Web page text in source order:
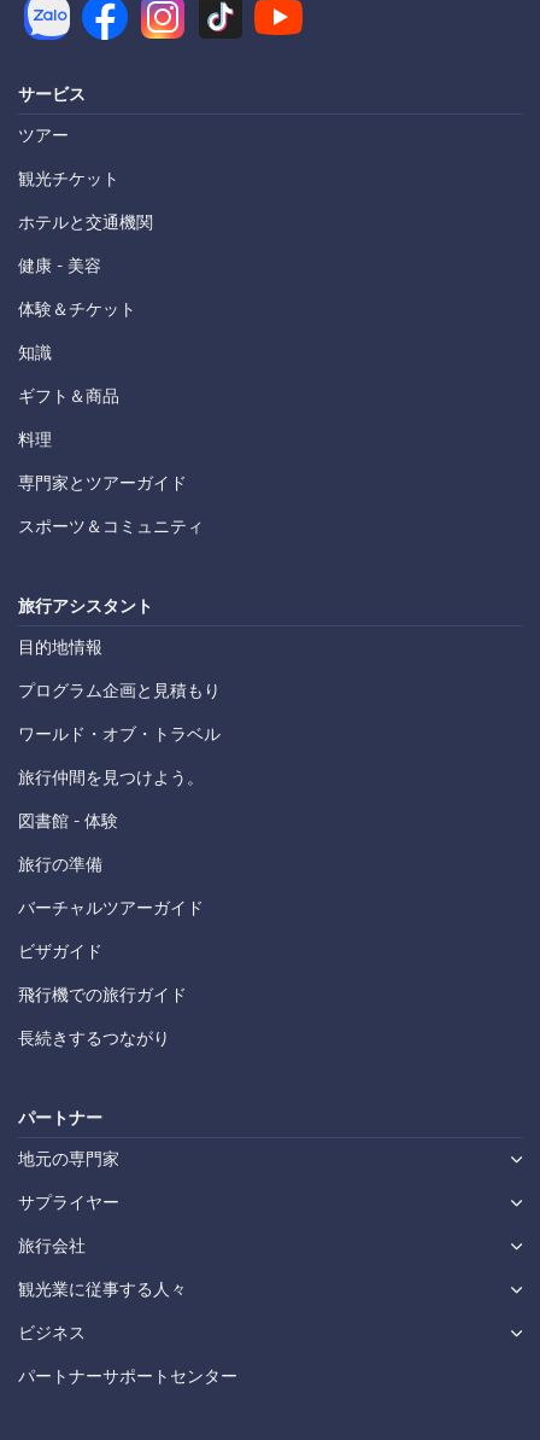
サービス
ツアー
観光チケット
ホテルと交通機関
健康 - 美容
体験＆チケット
知識
ギフト＆商品
料理
専門家とツアーガイド
スポーツ＆コミュニティ
旅行アシスタント
目的地情報
プログラム企画と見積もり
ワールド・オブ・トラベル
旅行仲間を見つけよう。
図書館 - 体験
旅行の準備
バーチャルツアーガイド
ビザガイド
飛行機での旅行ガイド
長続きするつながり
パートナー
地元の専門家
サプライヤー
旅行会社
観光業に従事する人々
ビジネス
パートナーサポートセンター